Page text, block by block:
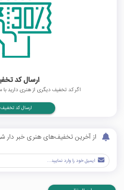
ارسال کد
اگر کد تخفیف دیگری از هنری دارید با
ارسال کد تخفیف
از آخرین تخفیف‌های هنری خبر دار